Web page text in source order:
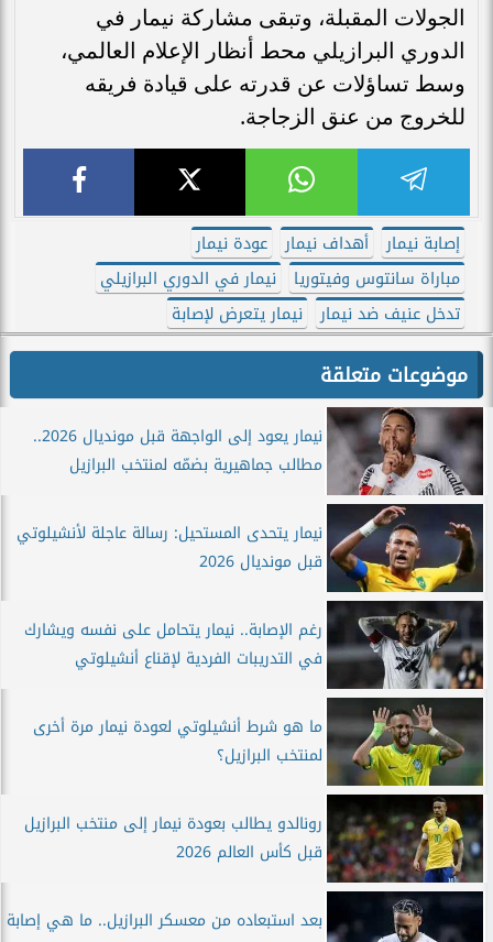
الجولات المقبلة، وتبقى مشاركة نيمار في
الدوري البرازيلي محط أنظار الإعلام العالمي،
وسط تساؤلات عن قدرته على قيادة فريقه
للخروج من عنق الزجاجة.
إصابة نيمار أهداف نيمار
عودة نيمار
مباراة سانتوس وفيتوريا
نيمار في الدوري البرازيلي
تدخل عنيف ضد نيمار
نيمار يتعرض لإصابة
موضوعات متعلقة
نيمار يعود إلى الواجهة قبل مونديال 2026..
مطالب جماهيرية بضمّه لمنتخب البرازيل
نيمار يتحدى المستحيل: رسالة عاجلة لأنشيلوتي
قبل مونديال 2026
رغم الإصابة.. نيمار يتحامل على نفسه ويشارك
في التدريبات الفردية لإقناع أنشيلوتي
ما هو شرط أنشيلوتي لعودة نيمار مرة أخرى
لمنتخب البرازيل؟
رونالدو يطالب بعودة نيمار إلى منتخب البرازيل
قبل كأس العالم 2026
بعد استبعاده من معسكر البرازيل.. ما هي إصابة